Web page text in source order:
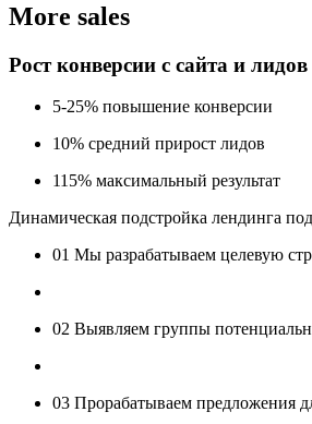
More sales
Рост конверсии с сайта и лидов
5-25% повышение конверсии
10% средний прирост лидов
115% максимальный результат
Динамическая подстройка лендинга
01 Мы разрабатываем целевую
02 Выявляем группы
03 Прорабатываем предложения